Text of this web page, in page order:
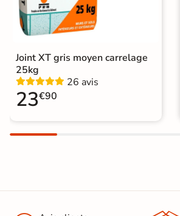
Variation de la
couleur
Choix
Pose
Support
Origine Espagne
Joint XT gris moyen carrelage
25kg
26 avis
23€90